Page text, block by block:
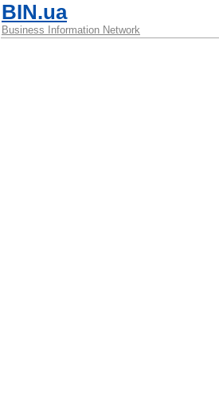
BIN.ua
Business Information Network